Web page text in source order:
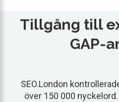
Tillgång till
GAP-
SEO.London
över 150 000